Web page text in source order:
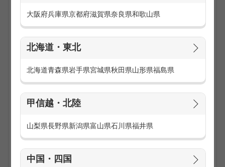
大阪府兵庫県京都府滋賀県奈良県和歌山県
北海道・東北
北海道青森県岩手県宮城県秋田県山形県福島県
甲信越・北陸
山梨県長野県新潟県富山県石川県福井県
中国・四国
平日はコールセンター員、土日祝は携帯販売員。
平日はカフェの店員、土日祝はキャンペーンガール。
このように、平日のお仕事と土日祝のお仕事を掛け持ちして
いる方がたくさんいます。平日と土日祝で切り分けると、シ
フトの管理がしやすいところもポイントです。